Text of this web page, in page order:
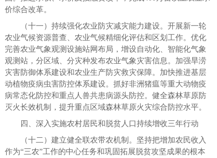
价综合改革。
（十一）持续强化农业防灾减灾能力建设。开展新一轮
农业气候资源普查、农业气候精细化评估和区划工作。优化
完善农业气象观测设施站网布局，增设自动化、智能化气象
观测站，分区域、分灾种发布农业气象灾害信息。加强旱涝
灾害防御体系建设和农业生产防灾救灾保障。加快推进基层
动植物疫病虫害防控体系建设。抓好非洲猪瘟等重大动物疫
病常态化防控和重点人兽共患病源头防控。健全森林草原防
灭火长效机制，提升重点区域森林草原火灾综合防控水平。
四、深入实施农村居民和脱贫人口持续增收三年行动
（十二）建立健全联农带农机制。坚持把增加农民收入
作为“三农”工作的中心任务和巩固拓展脱贫攻坚成果的根本